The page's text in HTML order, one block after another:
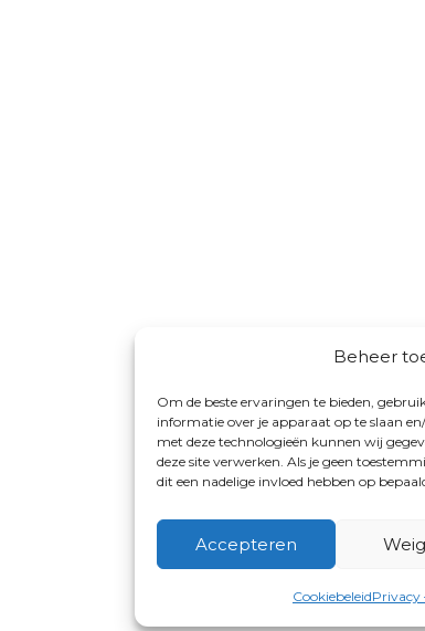
Beheer
Om de beste ervaringen te bieden,
informatie over je apparaat op te slaan
met deze technologieën kunnen wij
deze site verwerken. Als je geen
dit een nadelige invloed hebben op
Accepteren
CookiebeleidPrivacy